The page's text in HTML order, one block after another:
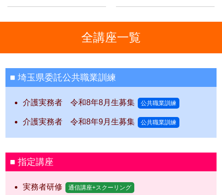
全講座一覧
埼玉県委託公共職業訓練
介護実務者 令和8年8月生募集 公共職業訓練
介護実務者 令和8年9月生募集 公共職業訓練
指定講座
実務者研修 通信講座+スクーリング